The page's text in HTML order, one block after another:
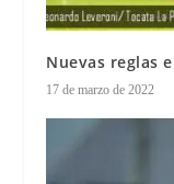
Nuevas reglas
17 de marzo de 2022